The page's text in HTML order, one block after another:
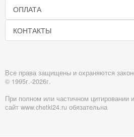
ОПЛАТА
КОНТАКТЫ
Все права защищены и охраняются
© 1995г.-2026г.
При полном или частичном цитировании
сайт www.chetki24.ru обязательна